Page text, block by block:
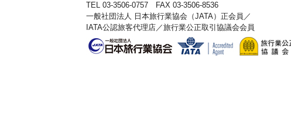
TEL 03-3506-0757 FAX 03-3506-8536
一般社団法人 日本旅行業協会（JATA）正会員／
IATA公認旅客代理店／旅行業公正取引協議会会員